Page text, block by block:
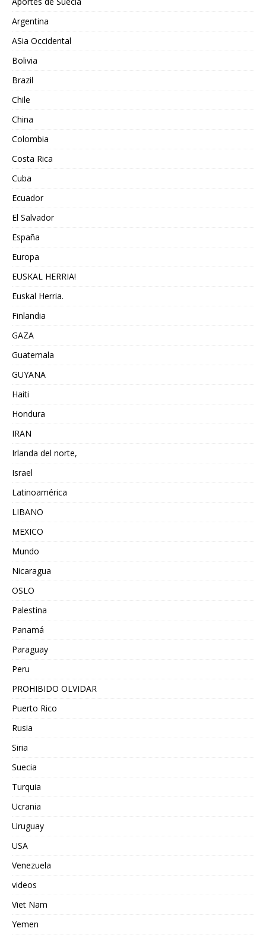
Argentina
ASia Occidental
Bolivia
Brazil
Chile
China
Colombia
Costa Rica
Cuba
Ecuador
El Salvador
España
Europa
EUSKAL HERRIA!
Euskal Herria.
Finlandia
GAZA
Guatemala
GUYANA
Haiti
Hondura
IRAN
Irlanda del norte,
Israel
Latinoamérica
LIBANO
MEXICO
Mundo
Nicaragua
OSLO
Palestina
Panamá
Paraguay
Peru
PROHIBIDO OLVIDAR
Puerto Rico
Rusia
Siria
Suecia
Turquia
Ucrania
Uruguay
USA
Venezuela
videos
Viet Nam
Yemen